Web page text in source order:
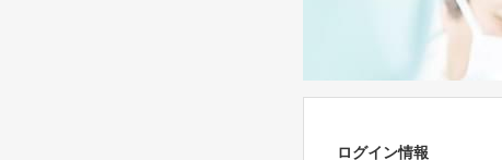
ログイン情報